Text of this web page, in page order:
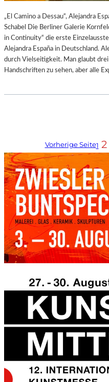
„El Camino a Dessau“, Alejandra
Schabel Die Berliner Galerie
in Continuity“ die erste
Alejandra España in Deutschland.
durch Vielseitigkeit. Man glaubt
Handschriften zu sehen, aber alle
Vorherige Seite1 2